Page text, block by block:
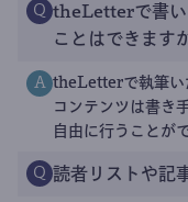
Q theLetterで書い
ことはできます
A theLetterで執筆い
コンテンツは書き
自由に行うことが
Q 読者リストや記